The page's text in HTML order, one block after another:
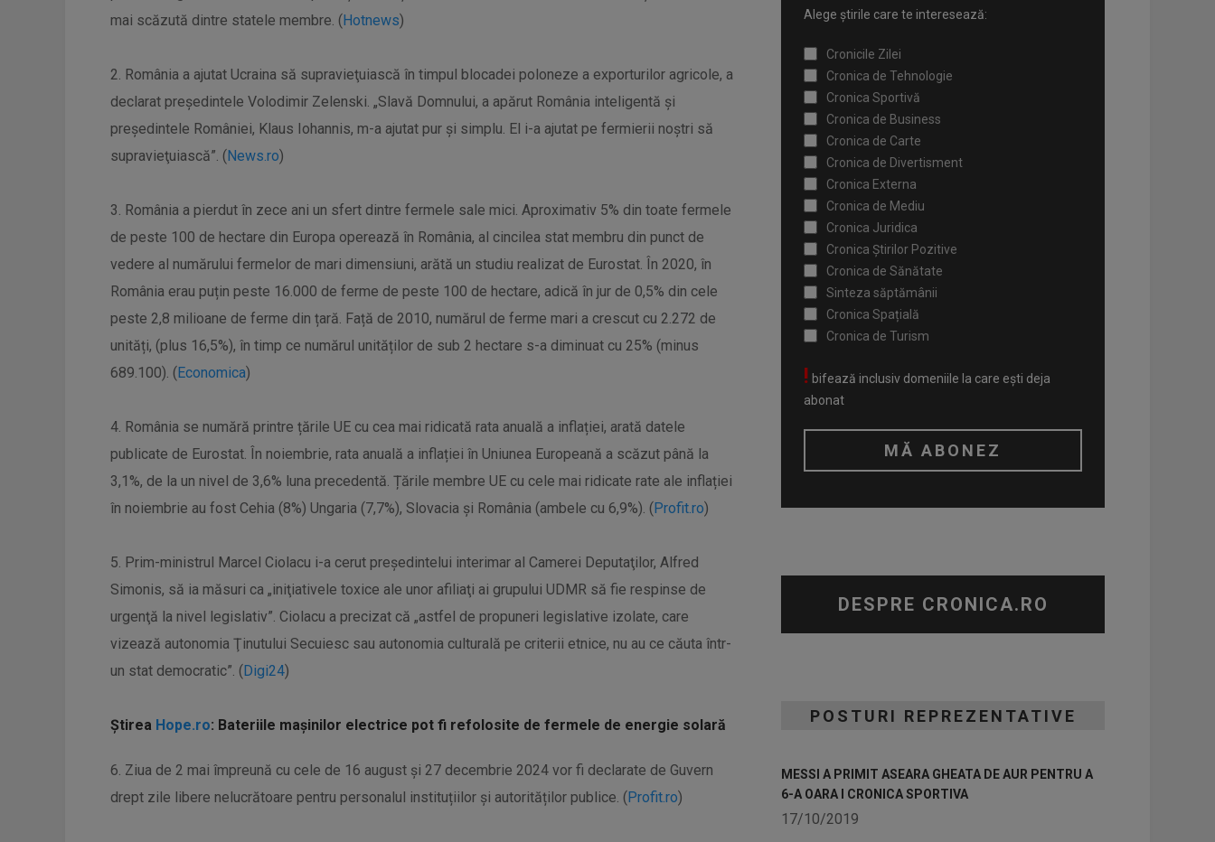
mai scăzută dintre statele membre. (Hotnews)
2. România a ajutat Ucraina să supravieţuiască în timpul blocadei poloneze a exporturilor agricole, a
declarat preşedintele Volodimir Zelenski. „Slavă Domnului, a apărut România inteligentă şi
preşedintele României, Klaus Iohannis, m-a ajutat pur şi simplu. El i-a ajutat pe fermierii noştri să
supravieţuiască”. (News.ro)
3. România a pierdut în zece ani un sfert dintre fermele sale mici. Aproximativ 5% din toate fermele
de peste 100 de hectare din Europa operează în România, al cincilea stat membru din punct de
vedere al numărului fermelor de mari dimensiuni, arătă un studiu realizat de Eurostat. În 2020, în
România erau puțin peste 16.000 de ferme de peste 100 de hectare, adică în jur de 0,5% din cele
peste 2,8 milioane de ferme din țară. Față de 2010, numărul de ferme mari a crescut cu 2.272 de
unități, (plus 16,5%), în timp ce numărul unităților de sub 2 hectare s-a diminuat cu 25% (minus
689.100). (Economica)
4. România se numără printre țările UE cu cea mai ridicată rata anuală a inflației, arată datele
publicate de Eurostat. În noiembrie, rata anuală a inflației în Uniunea Europeană a scăzut până la
3,1%, de la un nivel de 3,6% luna precedentă. Țările membre UE cu cele mai ridicate rate ale inflației
în noiembrie au fost Cehia (8%) Ungaria (7,7%), Slovacia și România (ambele cu 6,9%). (Profit.ro)
5. Prim-ministrul Marcel Ciolacu i-a cerut preşedintelui interimar al Camerei Deputaţilor, Alfred
Simonis, să ia măsuri ca „iniţiativele toxice ale unor afiliaţi ai grupului UDMR să fie respinse de
urgenţă la nivel legislativ”. Ciolacu a precizat că „astfel de propuneri legislative izolate, care
vizează autonomia Ţinutului Secuiesc sau autonomia culturală pe criterii etnice, nu au ce căuta într-
un stat democratic”. (Digi24)
Știrea Hope.ro: Bateriile mașinilor electrice pot fi refolosite de fermele de energie solară
6. Ziua de 2 mai împreună cu cele de 16 august și 27 decembrie 2024 vor fi declarate de Guvern
drept zile libere nelucrătoare pentru personalul instituțiilor și autorităților publice. (Profit.ro)
Alege știrile care te interesează:
Cronicile Zilei
Cronica de Tehnologie
Cronica Sportivă
Cronica de Business
Cronica de Carte
Cronica de Divertisment
Cronica Externa
Cronica de Mediu
Cronica Juridica
Cronica Știrilor Pozitive
Cronica de Sănătate
Sinteza săptămânii
Cronica Spațială
Cronica de Turism
! bifează inclusiv domeniile la care ești deja
abonat
DESPRE CRONICA.RO
POSTURI REPREZENTATIVE
MESSI A PRIMIT ASEARA GHEATA DE AUR PENTRU A
6-A OARA I CRONICA SPORTIVA
17/10/2019